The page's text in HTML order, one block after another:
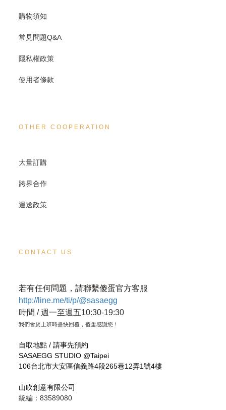
購物須知
常見問題Q&A
隱私權政策
使用者條款
OTHER COOPERATION
大量訂購
跨界合作
運送政策
CONTACT US
若有任何問題，請聯繫傻蛋官方客服
http://line.me/ti/p/@sasaegg
時間 / 週一至週五10:30-19:30
我們會於上班時盡快回覆，傻蛋感謝您！
自取地點 / 請事先預約
SASAEGG STUDIO @Taipei
106台北市大安區信義路4段265巷12弄1號4樓
山吹創意有限公司
統編：83589080